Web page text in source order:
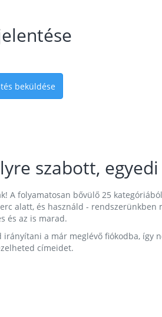
beküldése
szabott,
A folyamatosan bővülő 25
alatt, és használd - rendszerünkben
és az is marad.
a már meglévő fiókodba, így
címeidet.